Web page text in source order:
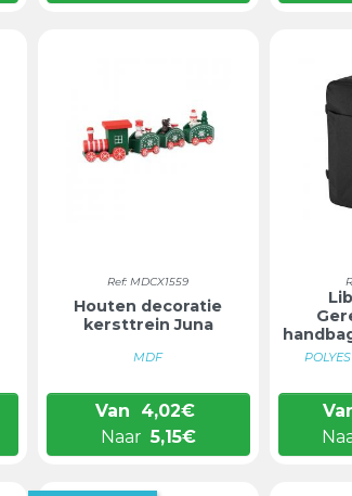
Ref: MDCX1559
Houten decoratie
kersttrein Juna
MDF
Van 4,02€
Naar 5,15€